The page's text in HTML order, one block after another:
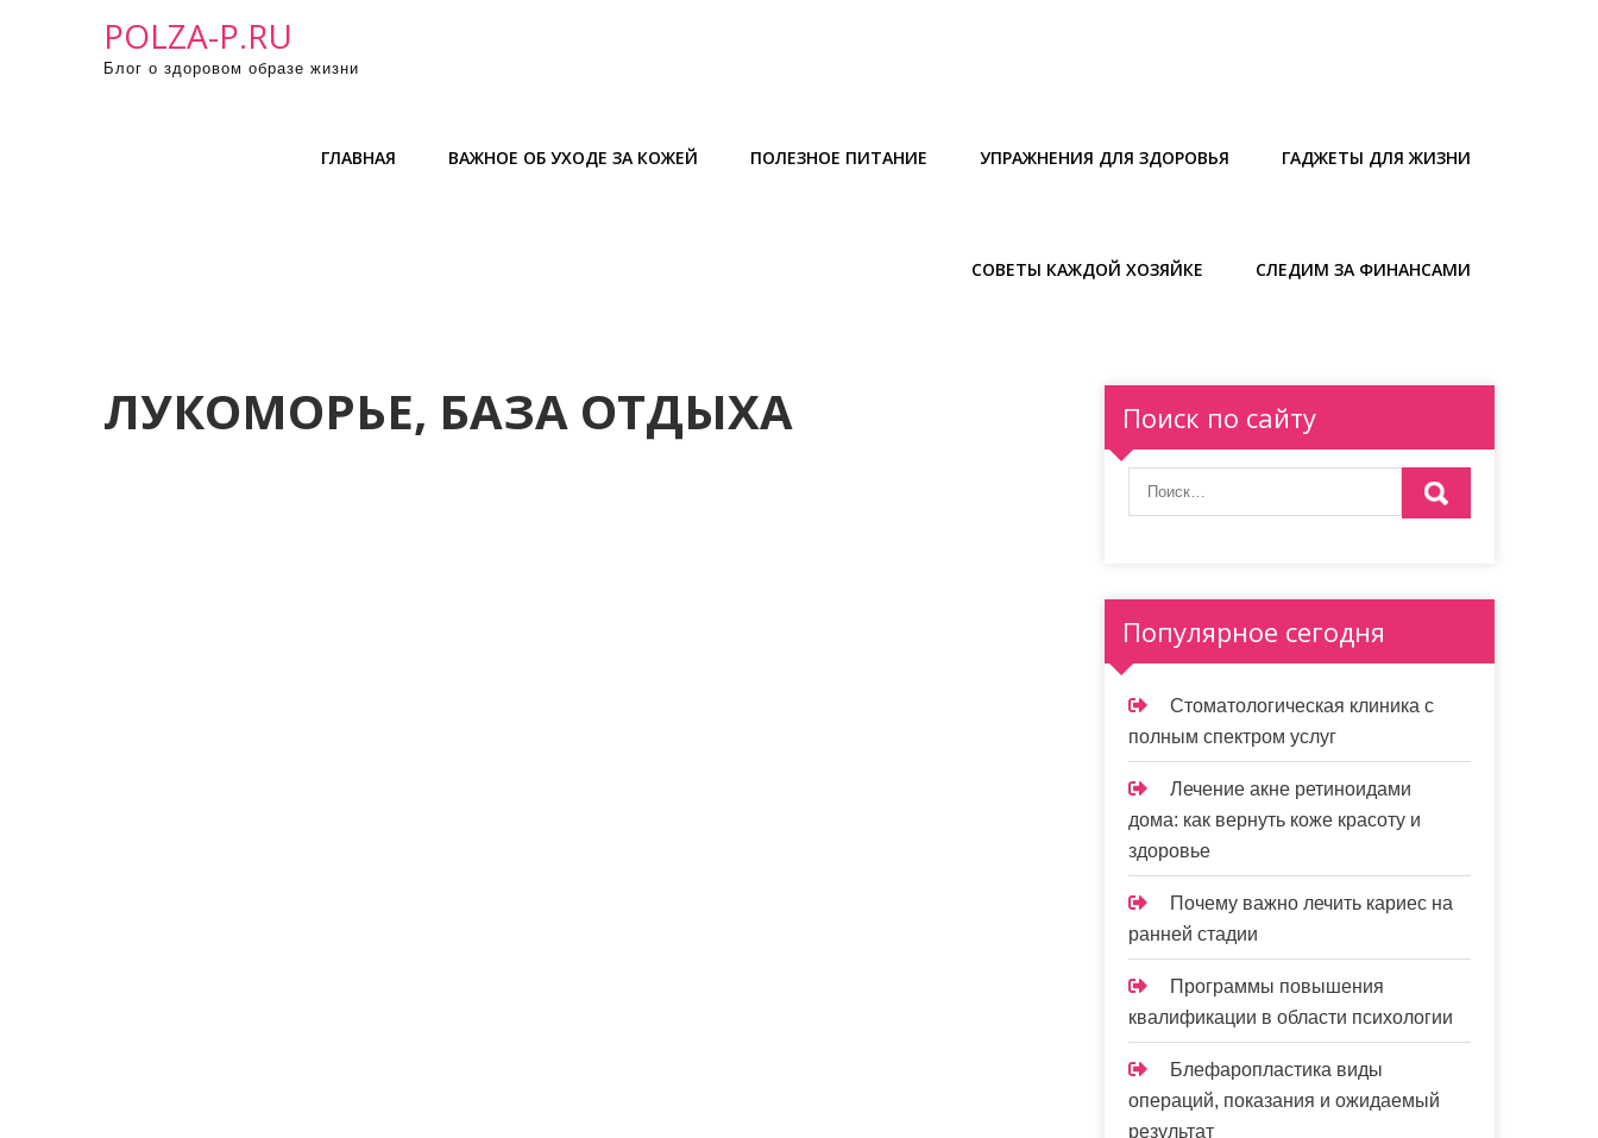
POLZA-P.RU
Блог о здоровом образе жизни
ГЛАВНАЯ ВАЖНОЕ ОБ УХОДЕ ЗА КОЖЕЙ ПОЛЕЗНОЕ ПИТАНИЕ УПРАЖНЕНИЯ ДЛЯ ЗДОРОВЬЯ ГАДЖЕТЫ ДЛЯ ЖИЗНИ
СОВЕТЫ КАЖДОЙ ХОЗЯЙКЕ СЛЕДИМ ЗА ФИНАНСАМИ
ЛУКОМОРЬЕ, БАЗА ОТДЫХА Поиск по сайту
Популярное сегодня
Стоматологическая клиника с
полным спектром услуг
Лечение акне ретиноидами
дома: как вернуть коже красоту и
здоровье
Почему важно лечить кариес на
ранней стадии
Программы повышения
квалификации в области психологии
Блефаропластика виды
операций, показания и ожидаемый
результат